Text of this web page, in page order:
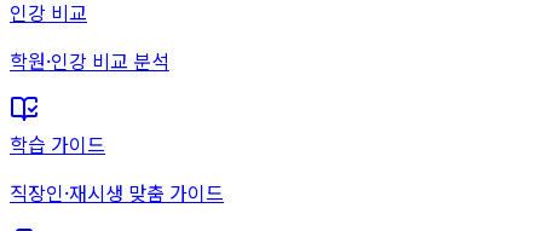
인강 비교
학원·인강 비교 분석
학습 가이드
직장인·재시생 맞춤 가이드